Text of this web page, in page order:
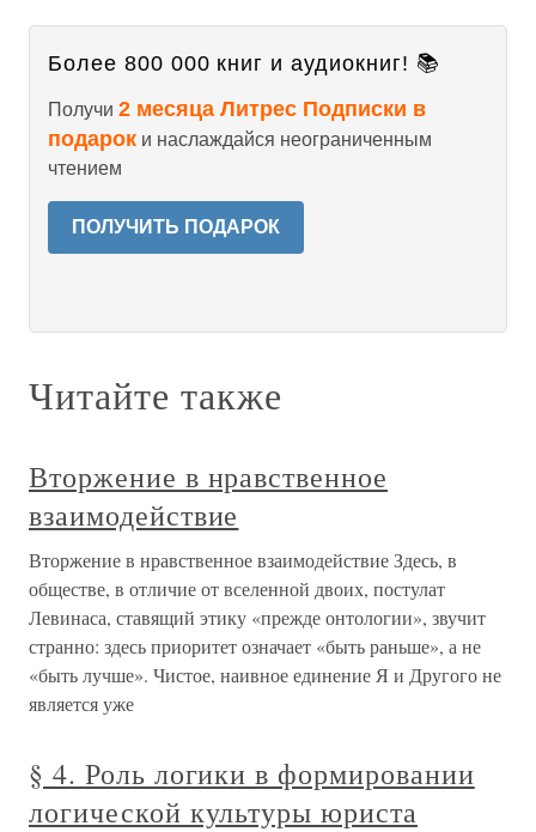
Более 800 000 книг и аудиокниг! 📚
Получи 2 месяца Литрес Подписки в
подарок и наслаждайся неограниченным
чтением
ПОЛУЧИТЬ ПОДАРОК
Читайте также
Вторжение в нравственное
взаимодействие
Вторжение в нравственное взаимодействие Здесь, в
обществе, в отличие от вселенной двоих, постулат
Левинаса, ставящий этику «прежде онтологии», звучит
странно: здесь приоритет означает «быть раньше», а не
«быть лучше». Чистое, наивное единение Я и Другого не
является уже
§ 4. Роль логики в формировании
логической культуры юриста